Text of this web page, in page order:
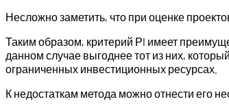
Несложно заметить, что при оценке
Таким образом, критерий РI имеет
данном случае выгоднее тот из них,
ограниченных инвестиционных ресурсах.
К недостаткам метода можно отнести его